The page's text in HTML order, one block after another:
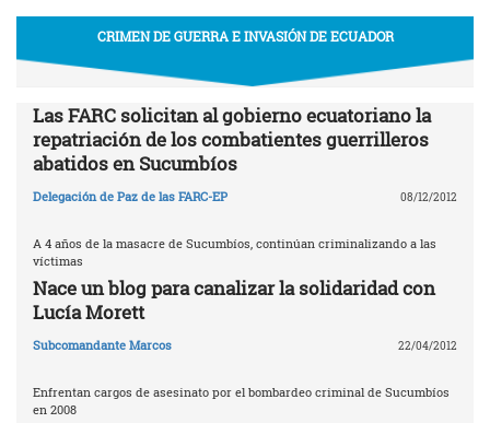
CRIMEN DE GUERRA E INVASIÓN DE ECUADOR
Las FARC solicitan al gobierno ecuatoriano la
repatriación de los combatientes guerrilleros
abatidos en Sucumbíos
Delegación de Paz de las FARC-EP 08/12/2012
A 4 años de la masacre de Sucumbíos, continúan criminalizando a las
víctimas
Nace un blog para canalizar la solidaridad con
Lucía Morett
Subcomandante Marcos 22/04/2012
Enfrentan cargos de asesinato por el bombardeo criminal de Sucumbíos
en 2008